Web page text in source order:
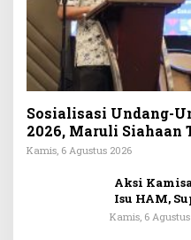
Sosialisasi Undang-
2026, Maruli Siahaan
Wajib Dapat
Kamis, 6 Agustus 2026
Aksi
Isu HAM,
Agraria
Kamis, 6